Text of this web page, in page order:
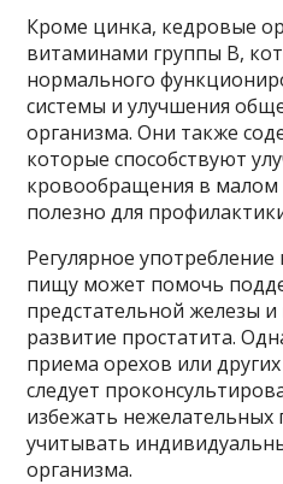
Кроме цинка, кедровые
витаминами группы В,
нормального
системы и улучшения
организма. Они также
которые способствуют
кровообращения в малом
полезно для
Регулярное
пищу может помочь
предстательной железы
развитие простатита.
приема орехов или
следует
избежать нежелательных
учитывать
организма.